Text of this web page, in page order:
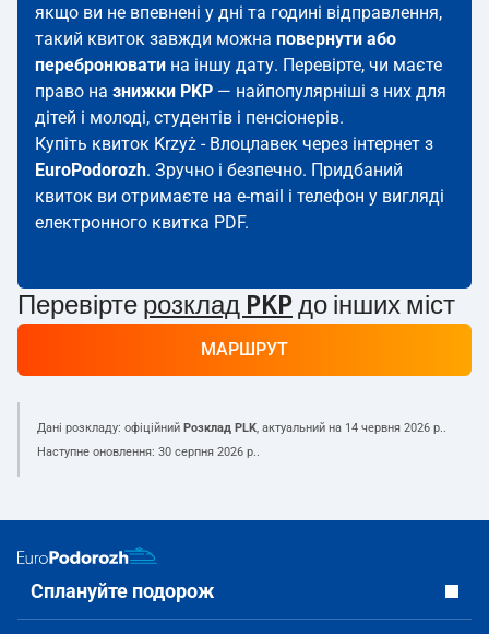
якщо ви не впевнені у дні та годині відправлення,
такий квиток завжди можна повернути або
перебронювати на іншу дату. Перевірте, чи маєте
право на знижки PKP — найпопулярніші з них для
дітей і молоді, студентів і пенсіонерів.
Купіть квиток Krzyż - Влоцлавек через інтернет з
EuroPodorozh. Зручно і безпечно. Придбаний
квиток ви отримаєте на e-mail і телефон у вигляді
електронного квитка PDF.
Перевірте розклад PKP до інших міст
МАРШРУТ
Дані розкладу: офіційний Розклад PLK, актуальний на 14 червня 2026 р..
Наступне оновлення: 30 серпня 2026 р..
Сплануйте подорож